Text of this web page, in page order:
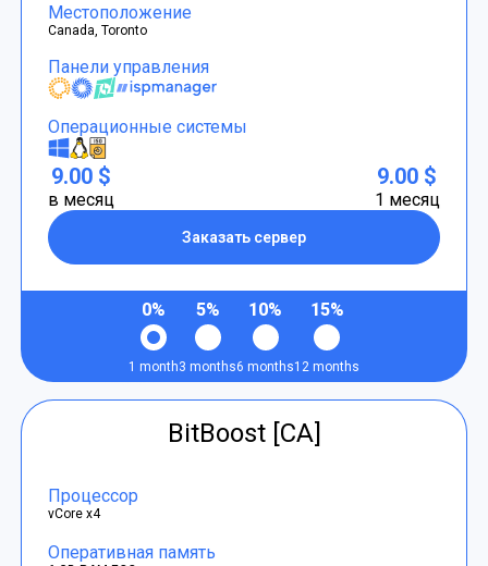
Местоположение
Canada, Toronto
Панели управления
Операционные системы
9.00 $
в месяц
Заказать сервер
9.00 $
1 месяц
0%
1 month
5%
3 months
10%
6 months
15%
12 months
BitBoost [CA]
Процессор
vCore x4
Оперативная память